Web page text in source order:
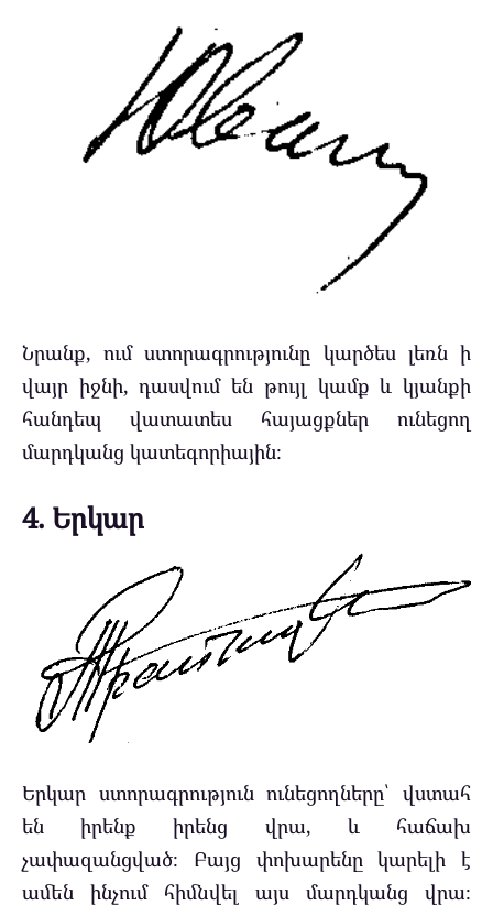
Նրանք, ում ստորագրությունը կարծես լեռն ի
վայր իջնի, դասվում են թույլ կամք և կյանքի
հանդեպ վատատես հայացքներ ունեցող
մարդկանց կատեգորիային։
4. Երկար
Երկար ստորագրություն ունեցողները՝ վստահ
են իրենք իրենց վրա, և հաճախ
չափազանցված։ Բայց փոխարենը կարելի է
ամեն ինչում հիմնվել այս մարդկանց վրա։